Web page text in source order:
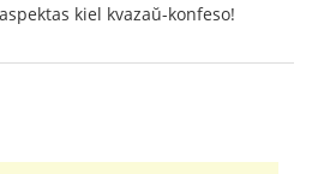
kiel kvazaŭ-konfeso!